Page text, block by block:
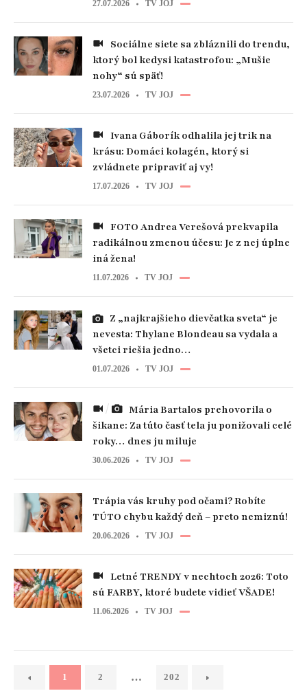
27.07.2026 TV JOJ
ktorý bol kedysi katastrofou: „Mušie
nohy“ sú späť!
23.07.2026 TV JOJ
krásu: Domáci kolagén, ktorý si
zvládnete pripraviť aj vy!
17.07.2026 TV JOJ
radikálnou zmenou účesu: Je z nej úplne
iná žena!
11.07.2026 TV JOJ
nevesta: Thylane Blondeau sa vydala a
všetci riešia jedno…
01.07.2026 TV JOJ
šikane: Za túto časť tela ju ponižovali celé
roky… dnes ju miluje
30.06.2026 TV JOJ
Trápia vás kruhy pod očami? Robíte
TÚTO chybu každý deň – preto nemiznú!
20.06.2026 TV JOJ
sú FARBY, ktoré budete vidieť VŠADE!
11.06.2026 TV JOJ
1 2 … 202